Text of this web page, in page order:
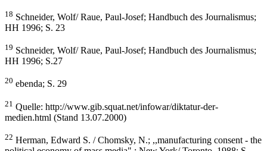
18 Schneider, Wolf/ Raue, Paul-Josef; Handbuch des Journalismus;
HH 1996; S. 23
19 Schneider, Wolf/ Raue, Paul-Josef; Handbuch des Journalismus;
HH 1996; S.27
20 ebenda; S. 29
21 Quelle: http://www.gib.squat.net/infowar/diktatur-der-
medien.html (Stand 13.07.2000)
22 Herman, Edward S. / Chomsky, N.; ,,manufacturing consent - the